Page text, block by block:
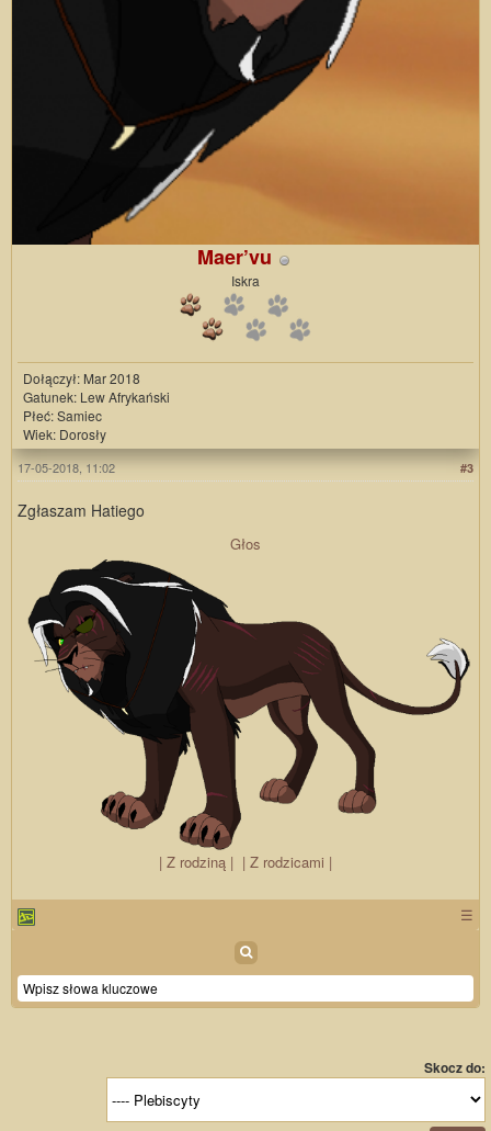
Maer’vu
Iskra
Dołączył: Mar 2018
Gatunek: Lew Afrykański
Płeć: Samiec
Wiek: Dorosły
#3
17-05-2018, 11:02
Zgłaszam Hatiego
Głos
| Z rodziną | | Z rodzicami |
☰
Skocz do: